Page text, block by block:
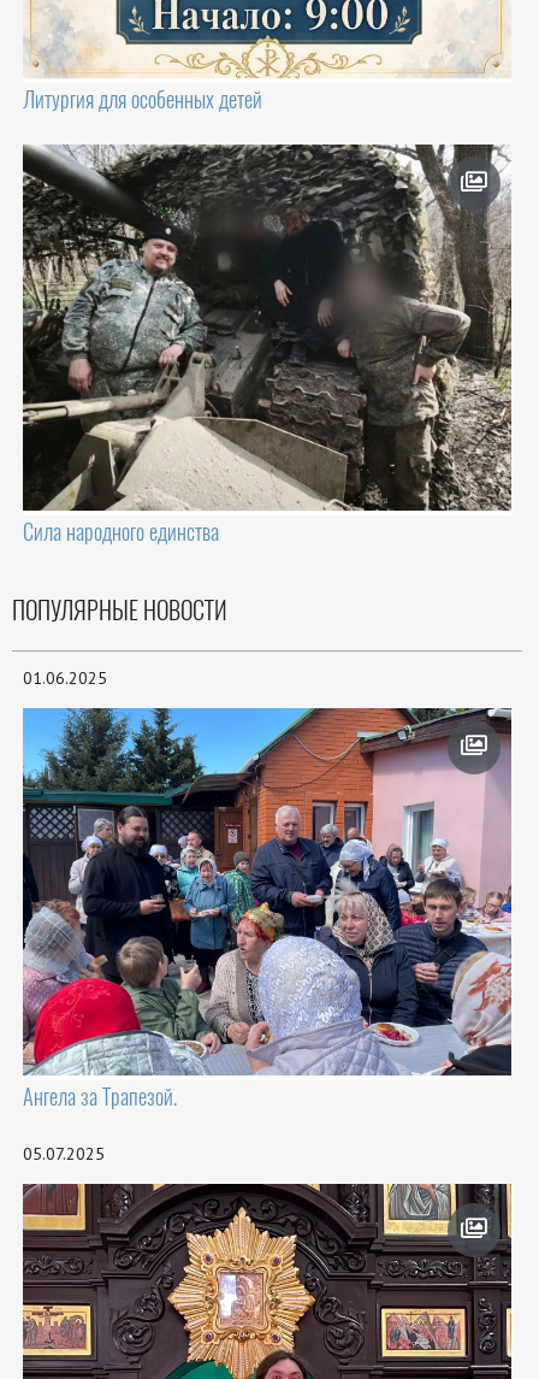
Литургия для особенных детей
Сила народного единства
ПОПУЛЯРНЫЕ НОВОСТИ
01.06.2025
Ангела за Трапезой.
05.07.2025